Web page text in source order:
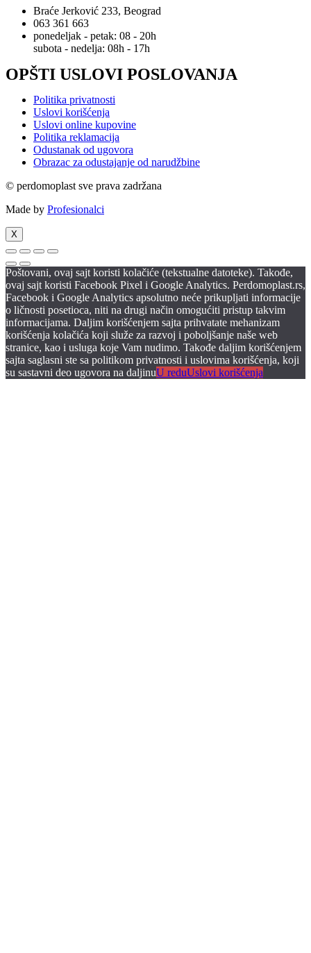
Braće Jerković 233, Beograd
063 361 663
ponedeljak - petak: 08 - 20h
subota - nedelja: 08h - 17h
OPŠTI USLOVI POSLOVANJA
Politika privatnosti
Uslovi korišćenja
Uslovi online kupovine
Politika reklamacija
Odustanak od ugovora
Obrazac za odustajanje od narudžbine
© perdomoplast sve prava zadržana
Made by Profesionalci
X
Poštovani, ovaj sajt koristi kolačiće (tekstualne datoteke). Takođe,
ovaj sajt koristi Facebook Pixel i Google Analytics. Perdomoplast.rs,
Facebook i Google Analytics apsolutno neće prikupljati informacije
o ličnosti posetioca, niti na drugi način omogućiti pristup takvim
informacijama. Daljim korišćenjem sajta prihvatate mehanizam
korišćenja kolačića koji služe za razvoj i poboljšanje naše web
stranice, kao i usluga koje Vam nudimo. Takođe daljim korišćenjem
sajta saglasni ste sa politikom privatnosti i uslovima korišćenja, koji
su sastavni deo ugovora na daljinuU reduUslovi korišćenja